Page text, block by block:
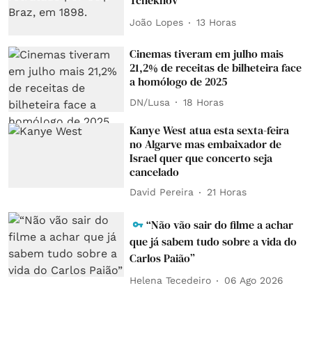
João Lopes 13 Horas
Cinemas tiveram em julho mais
21,2% de receitas de bilheteira face
a homólogo de 2025
DN/Lusa 18 Horas
Kanye West atua esta sexta-feira
no Algarve mas embaixador de
Israel quer que concerto seja
cancelado
David Pereira 21 Horas
“Não vão sair do filme a achar
que já sabem tudo sobre a vida do
Carlos Paião”
Helena Tecedeiro 06 Ago 2026